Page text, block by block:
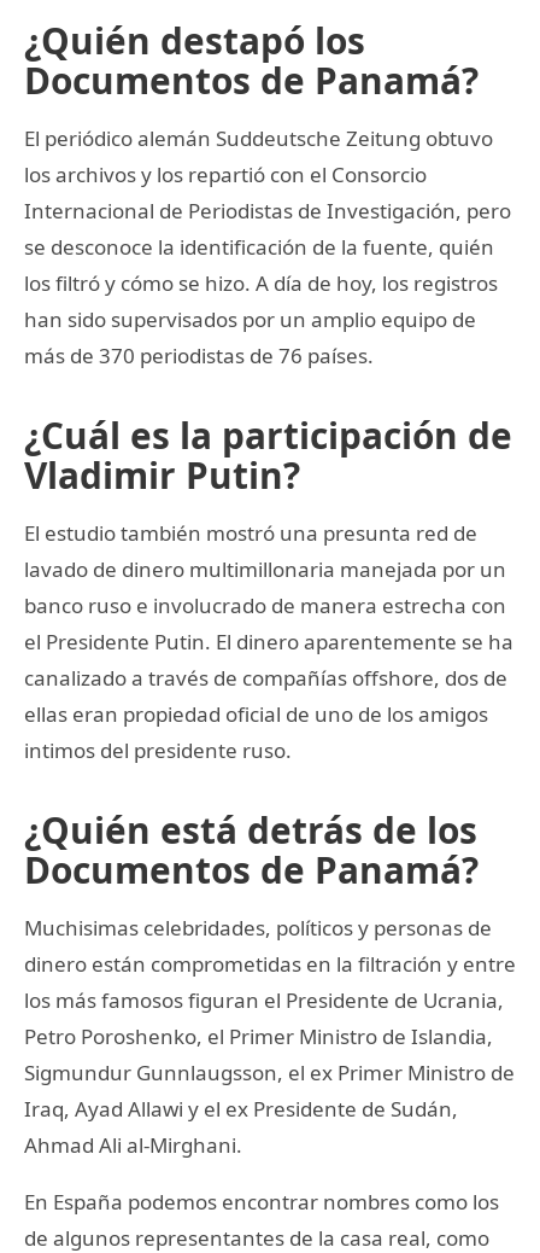
¿Quién destapó los
Documentos de Panamá?
El periódico alemán Suddeutsche Zeitung obtuvo
los archivos y los repartió con el Consorcio
Internacional de Periodistas de Investigación, pero
se desconoce la identificación de la fuente, quién
los filtró y cómo se hizo. A día de hoy, los registros
han sido supervisados por un amplio equipo de
más de 370 periodistas de 76 países.
¿Cuál es la participación de
Vladimir Putin?
El estudio también mostró una presunta red de
lavado de dinero multimillonaria manejada por un
banco ruso e involucrado de manera estrecha con
el Presidente Putin. El dinero aparentemente se ha
canalizado a través de compañías offshore, dos de
ellas eran propiedad oficial de uno de los amigos
intimos del presidente ruso.
¿Quién está detrás de los
Documentos de Panamá?
Muchisimas celebridades, políticos y personas de
dinero están comprometidas en la filtración y entre
los más famosos figuran el Presidente de Ucrania,
Petro Poroshenko, el Primer Ministro de Islandia,
Sigmundur Gunnlaugsson, el ex Primer Ministro de
Iraq, Ayad Allawi y el ex Presidente de Sudán,
Ahmad Ali al-Mirghani.
En España podemos encontrar nombres como los
de algunos representantes de la casa real, como